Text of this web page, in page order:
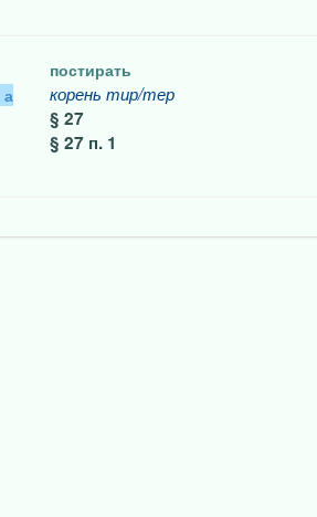
а
постирать
корень тир/тер
§ 27
§ 27 п. 1